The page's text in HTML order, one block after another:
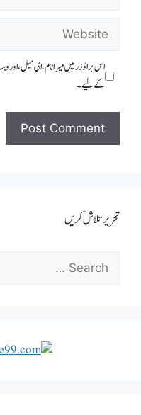
اس براؤزر میں میرا نام، ای میل،
کےلیے۔
تحریر تلاش کریں